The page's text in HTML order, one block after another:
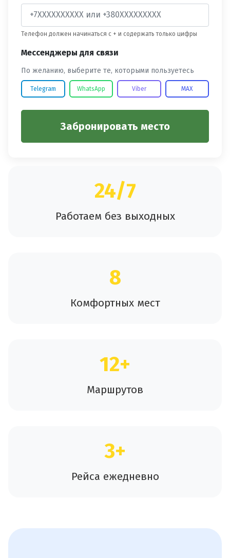
Телефон должен начинаться с + и содержать только цифры
Мессенджеры для связи
По желанию, выберите те, которыми пользуетесь
Telegram WhatsApp Viber MAX
Забронировать место
24/7
Работаем без выходных
8
Комфортных мест
12+
Маршрутов
3+
Рейса ежедневно